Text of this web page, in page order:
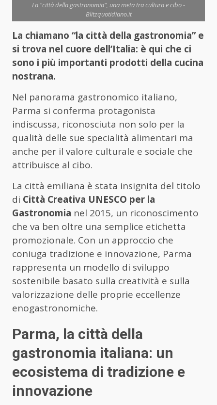
La "città della gastronomia", una meta tra cultura e cibo -
Blitzquotidiano.it
La chiamano “la città della gastronomia” e
si trova nel cuore dell’Italia: è qui che ci
sono i più importanti prodotti della cucina
nostrana.
Nel panorama gastronomico italiano,
Parma si conferma protagonista
indiscussa, riconosciuta non solo per la
qualità delle sue specialità alimentari ma
anche per il valore culturale e sociale che
attribuisce al cibo.
La città emiliana è stata insignita del titolo
di Città Creativa UNESCO per la
Gastronomia nel 2015, un riconoscimento
che va ben oltre una semplice etichetta
promozionale. Con un approccio che
coniuga tradizione e innovazione, Parma
rappresenta un modello di sviluppo
sostenibile basato sulla creatività e sulla
valorizzazione delle proprie eccellenze
enogastronomiche.
Parma, la città della
gastronomia italiana: un
ecosistema di tradizione e
innovazione